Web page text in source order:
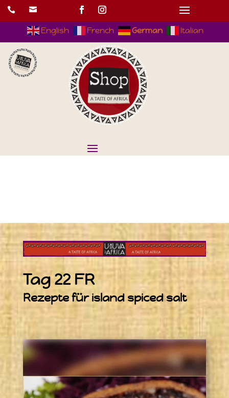
 
English French German Italian
Tag 22 FR
Rezepte für island spiced salt